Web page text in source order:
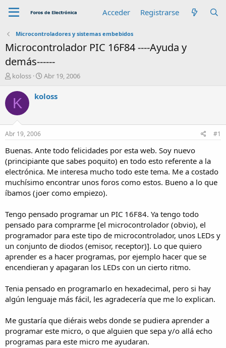
Acceder Registrarse
Microcontroladores y sistemas embebidos
Microcontrolador PIC 16F84 ----Ayuda y
demás------
A
t
o
r
koloss
F
c
n
i
c
i
o
Abr 19, 2006
K koloss
Abr 19, 2006 #1
Buenas. Ante todo felicidades por esta web. Soy nuevo
(principiante que sabes poquito) en todo esto referente a la
electrónica. Me interesa mucho todo este tema. Me a costado
muchísimo encontrar unos foros como estos. Bueno a lo que
íbamos (joer como empiezo).
Tengo pensado programar un PIC 16F84. Ya tengo todo
pensado para comprarme [el microcontrolador (obvio), el
programador para este tipo de microcontrolador, unos LEDs y
un conjunto de diodos (emisor, receptor)]. Lo que quiero
aprender es a hacer programas, por ejemplo hacer que se
encendieran y apagaran los LEDs con un cierto ritmo.
Tenia pensado en programarlo en hexadecimal, pero si hay
algún lenguaje más fácil, les agradecería que me lo explican.
Me gustaría que diérais webs donde se pudiera aprender a
programar este micro, o que alguien que sepa y/o allá echo
programas para este micro me ayudaran.